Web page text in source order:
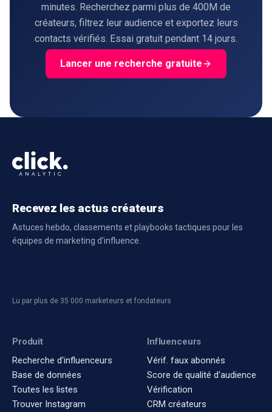
minutes. Recherchez parmi plus de 400M de
créateurs, filtrez leur audience et exportez leurs
contacts vérifiés. Essai gratuit pendant 14 jours.
Lancer une recherche gratuite
Recevez les actus créateurs
Astuces hebdo, classements et playbooks tactiques pour les
équipes de marketing d'influence.
Lu par plus de 35 000 marketeurs et fondateurs
Produit
Recherche d'influenceurs
Base de données
Toutes les listes
Trouver Instagram
Influenceurs
Vérif. faux abonnés
Score de qualité d'audience
Vérification
CRM créateurs